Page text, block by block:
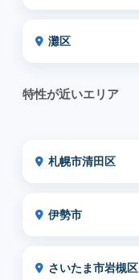
灘区
特性が近いエリア
札幌市清田区
伊勢市
さいたま市岩槻区